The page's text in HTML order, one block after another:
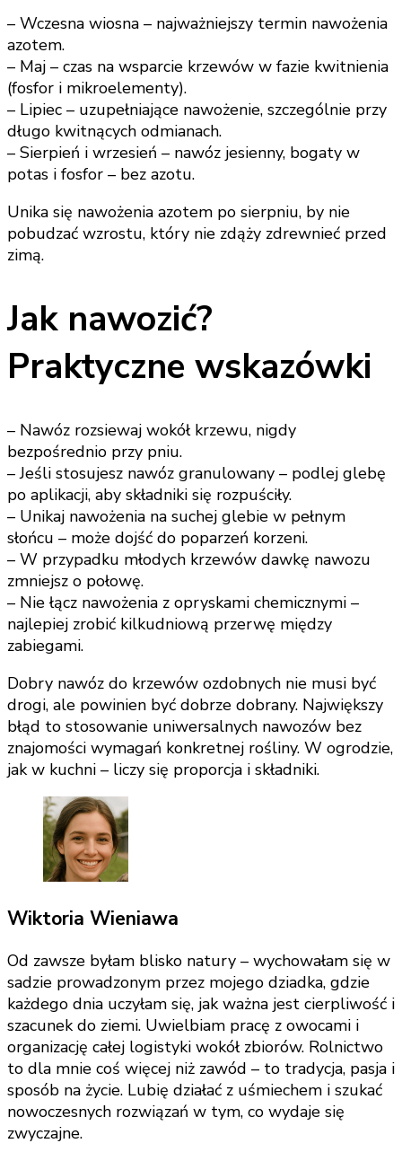
– Wczesna wiosna – najważniejszy termin nawożenia
azotem.
– Maj – czas na wsparcie krzewów w fazie kwitnienia
(fosfor i mikroelementy).
– Lipiec – uzupełniające nawożenie, szczególnie przy
długo kwitnących odmianach.
– Sierpień i wrzesień – nawóz jesienny, bogaty w
potas i fosfor – bez azotu.
Unika się nawożenia azotem po sierpniu, by nie
pobudzać wzrostu, który nie zdąży zdrewnieć przed
zimą.
Jak nawozić?
Praktyczne wskazówki
– Nawóz rozsiewaj wokół krzewu, nigdy
bezpośrednio przy pniu.
– Jeśli stosujesz nawóz granulowany – podlej glebę
po aplikacji, aby składniki się rozpuściły.
– Unikaj nawożenia na suchej glebie w pełnym
słońcu – może dojść do poparzeń korzeni.
– W przypadku młodych krzewów dawkę nawozu
zmniejsz o połowę.
– Nie łącz nawożenia z opryskami chemicznymi –
najlepiej zrobić kilkudniową przerwę między
zabiegami.
Dobry nawóz do krzewów ozdobnych nie musi być
drogi, ale powinien być dobrze dobrany. Największy
błąd to stosowanie uniwersalnych nawozów bez
znajomości wymagań konkretnej rośliny. W ogrodzie,
jak w kuchni – liczy się proporcja i składniki.
Wiktoria Wieniawa
Od zawsze byłam blisko natury – wychowałam się w
sadzie prowadzonym przez mojego dziadka, gdzie
każdego dnia uczyłam się, jak ważna jest cierpliwość i
szacunek do ziemi. Uwielbiam pracę z owocami i
organizację całej logistyki wokół zbiorów. Rolnictwo
to dla mnie coś więcej niż zawód – to tradycja, pasja i
sposób na życie. Lubię działać z uśmiechem i szukać
nowoczesnych rozwiązań w tym, co wydaje się
zwyczajne.